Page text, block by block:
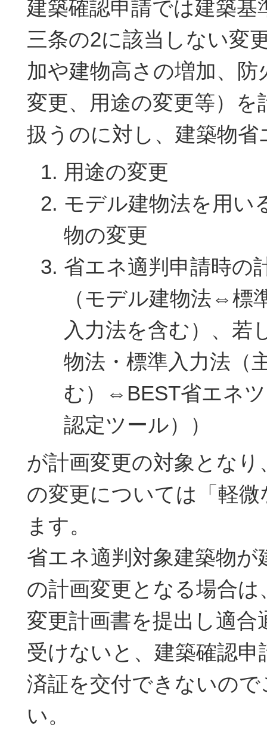
建築確認申請では建築基
三条の2に該当しない変
加や建物高さの増加、防
変更、用途の変更等）を
扱うのに対し、建築物省
用途の変更
モデル建物法を用い
物の変更
省エネ適判申請時の
（モデル建物法⇔標
入力法を含む）、若
物法・標準入力法（
む）⇔BEST省エネ
認定ツール））
が計画変更の対象となり
の変更については「軽
ます。
省エネ適判対象建築物が
の計画変更となる場合
変更計画書を提出し適合
受けないと、建築確認
済証を交付できないの
い。